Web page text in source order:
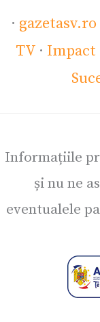
· gazetasv.ro
TV · Impact
Informațiile
și nu ne
eventualele